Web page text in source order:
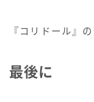
『コリドール』
最後に